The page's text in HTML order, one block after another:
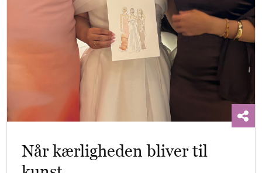
Når kærligheden bliver til